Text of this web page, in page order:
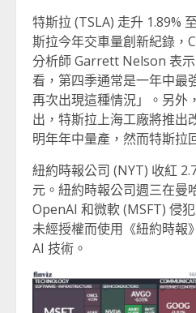
特斯拉 (TSLA) 走升 1.89%
斯拉今年交車量創新紀錄，
分析師 Garrett Nelson 表
看，第四季通常是一年中最
再次出現這種情況」。另外
出，特斯拉上海工廠將推出
明年年中量產，然而特斯拉
紐約時報公司 (NYT) 收紅
元。紐約時報公司週三在曼
OpenAI 和微軟 (MSFT) 侵
未經授權而使用《紐約時報
AI 技術。